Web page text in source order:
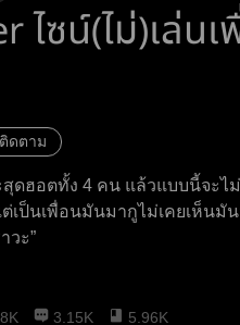
ไซน์(ไม่)เล่น
ติดตาม
สุดฮอตทั้ง 4 คน แล้วแบบนี้จะไ
แต่เป็นเพื่อนมันมากูไม่เคยเห็น
วะ”
3.15K 5.96K